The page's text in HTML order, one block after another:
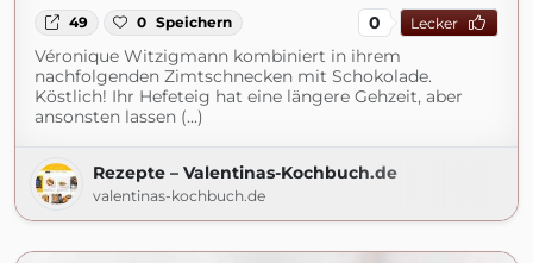
49 0 Speichern 0 Lecker
Véronique Witzigmann kombiniert in ihrem
nachfolgenden Zimtschnecken mit Schokolade.
Köstlich! Ihr Hefeteig hat eine längere Gehzeit, aber
ansonsten lassen (...)
Rezepte – Valentinas-Kochbuch.de
valentinas-kochbuch.de